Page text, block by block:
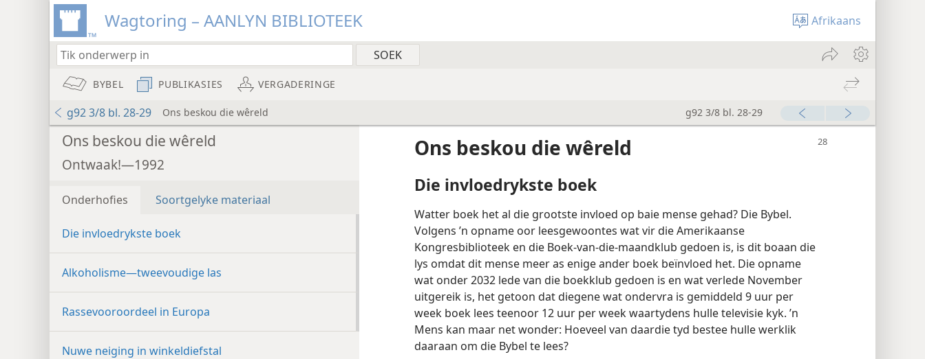
Wagtoring – AANLYN BIBLIOTEEK Afrikaans
BYBEL PUBLIKASIES VERGADERINGE
g92 3/8 bl. 28-29 Ons beskou die wêreld g92 3/8 bl. 28-29
Ons beskou die wêreld
Ontwaak!—1992
Onderhofies Soortgelyke materiaal
Die invloedrykste boek
Alkoholisme—tweevoudige las
Rassevooroordeel in Europa
Nuwe neiging in winkeldiefstal
Ons beskou die wêreld
Die invloedrykste boek
Watter boek het al die grootste invloed op baie mense gehad? Die Bybel.
Volgens ’n opname oor leesgewoontes wat vir die Amerikaanse
Kongresbiblioteek en die Boek-van-die-maandklub gedoen is, is dit boaan die
lys omdat dit mense meer as enige ander boek beïnvloed het. Die opname
wat onder 2032 lede van die boekklub gedoen is en wat verlede November
uitgereik is, het getoon dat diegene wat ondervra is gemiddeld 9 uur per
week boek lees teenoor 12 uur per week waartydens hulle televisie kyk. ’n
Mens kan maar net wonder: Hoeveel van daardie tyd bestee hulle werklik
daaraan om die Bybel te lees?